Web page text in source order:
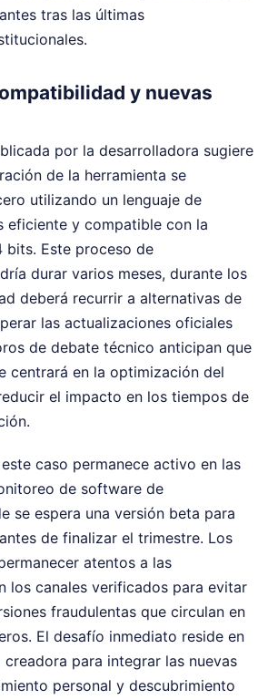
tras las últimas
y nuevas
por la desarrolladora sugiere
de la herramienta se
utilizando un lenguaje de
eficiente y compatible con la
bits. Este proceso de
durar varios meses, durante los
deberá recurrir a alternativas de
las actualizaciones oficiales
de debate técnico anticipan que
centrará en la optimización del
el impacto en los tiempos de
caso permanece activo en las
de software de
se espera una versión beta para
de finalizar el trimestre. Los
atentos a las
los canales verificados para evitar
fraudulentas que circulan en
El desafío inmediato reside en
para integrar las nuevas
personal y descubrimiento